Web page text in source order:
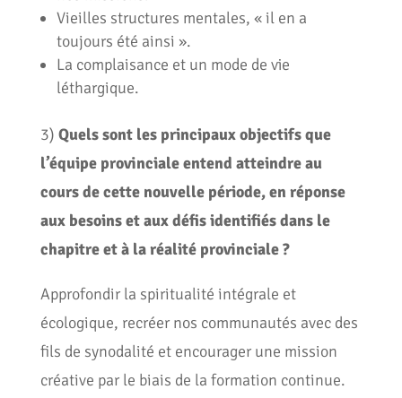
Vieilles structures mentales, « il en a
toujours été ainsi ».
La complaisance et un mode de vie
léthargique.
3) Quels sont les principaux objectifs que
l’équipe provinciale entend atteindre au
cours de cette nouvelle période, en réponse
aux besoins et aux défis identifiés dans le
chapitre et à la réalité provinciale ?
Approfondir la spiritualité intégrale et
écologique, recréer nos communautés avec des
fils de synodalité et encourager une mission
créative par le biais de la formation continue.